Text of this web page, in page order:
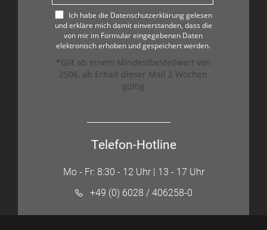
Ich habe die Datenschutzerklärung gelesen
und erkläre mich damit einverstanden, dass die
von mir im Formular eingegebenen Daten
elektronisch erhoben und gespeichert werden.
*Gilt ab einem Mindestbestellwert von
250€, ab Erhalt dieser Mail 2 Wochen
gültig
Telefon-Hotline
Mo - Fr: 8:30 - 12 Uhr | 13 - 17 Uhr
+49 (0) 6028 / 406258-0